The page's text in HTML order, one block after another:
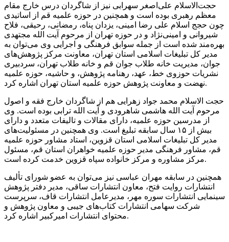
حجت‌الاسلام علی‌اصغر سهرابی نیز از شاگردان درس خارج مقام
معظم رهبری بوده است و همچنین در حوزه علمیه قم از اساتیدی
چون حجج اسلام علی رضا امینی، یزدان پناه، رمضانی، رحیقی، فلاح
شیروانی و امینی‌نژاد و در حوزه تهران از مرحوم آیت الله مجتهدی
بهره‌مند شده است از جمله سوابق فرهنگی و اجرایی وی می‌توان به
مدیر کل تبلیغات اسلامی استان تهران، معاونت مرکز پژوهش‌های
جوان، مدیریت خانه طلاب جوان قم و خانه طلاب تهران، سردبیری
نشریات حوزوی خط، عهد، رهنامه پژوهش، و حاشیه، حوزه علمیه
نهضت و معاونت پژوهش حوزه علمیه استان تهران اشاره کرد.
حجت الاسلام محمد جواد زهرایی هم از شاگردان خارج فقه و اصول
مرحوم آیت الله هاشمی شاهرودی و آیت الله ترابی بوده است. وی
از مدرسین حوزه علمیه، دارای مقالات و تالیفات متعدد و دارای
بیش از ۱۵ سال سابقه تبلیغ است. وی همچنین در مسئولیت‌های
مدیر کل تبلیغات اسلامی استان قزوین، استاد مشاور حوزه علمیه
قم، مشاور فرهنگی مدیر حوزه علمیه خواهران استان قم، مسئول
مرکز مشاوره و مرکز خانواده سپاه قزوین خدمت کرده است.
همچنین در سابقه مهران عباسی نیز می‌توان به عضو شورای تألیف
انتشارات روایت فتح، معاون انتشارات ساقی، مدیر دفتر پژوهش
سینمایی انتشارات سوره مهر، مدیرعامل انتشارات قاف، سرپرست
شرکت سهامی انتشارات کتاب‌های جیبی و معاون پژوهش و
محتوای انتشارات امیرکبیر اشاره کرد.